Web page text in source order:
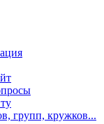
групп, кружков...